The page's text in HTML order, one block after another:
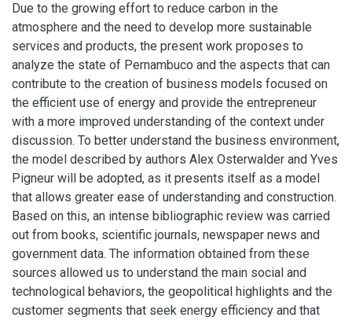
Due to the growing effort to reduce carbon in the
atmosphere and the need to develop more sustainable
services and products, the present work proposes to
analyze the state of Pernambuco and the aspects that can
contribute to the creation of business models focused on
the efficient use of energy and provide the entrepreneur
with a more improved understanding of the context under
discussion. To better understand the business environment,
the model described by authors Alex Osterwalder and Yves
Pigneur will be adopted, as it presents itself as a model
that allows greater ease of understanding and construction.
Based on this, an intense bibliographic review was carried
out from books, scientific journals, newspaper news and
government data. The information obtained from these
sources allowed us to understand the main social and
technological behaviors, the geopolitical highlights and the
customer segments that seek energy efficiency and that